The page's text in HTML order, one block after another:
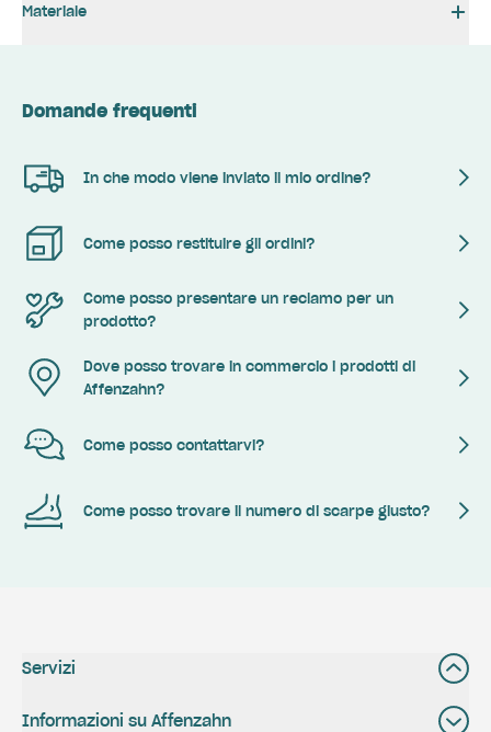
Materiale
Domande frequenti
In che modo viene inviato il mio ordine?
Come posso restituire gli ordini?
Come posso presentare un reclamo per un
prodotto?
Dove posso trovare in commercio i prodotti di
Affenzahn?
Come posso contattarvi?
Come posso trovare il numero di scarpe giusto?
Servizi
Informazioni su Affenzahn